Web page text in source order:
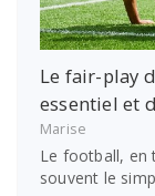
Le fair-play
essentiel et
Marise
Le football, en
souvent le